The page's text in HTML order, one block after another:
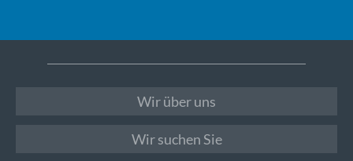
Wir über uns
Wir suchen Sie